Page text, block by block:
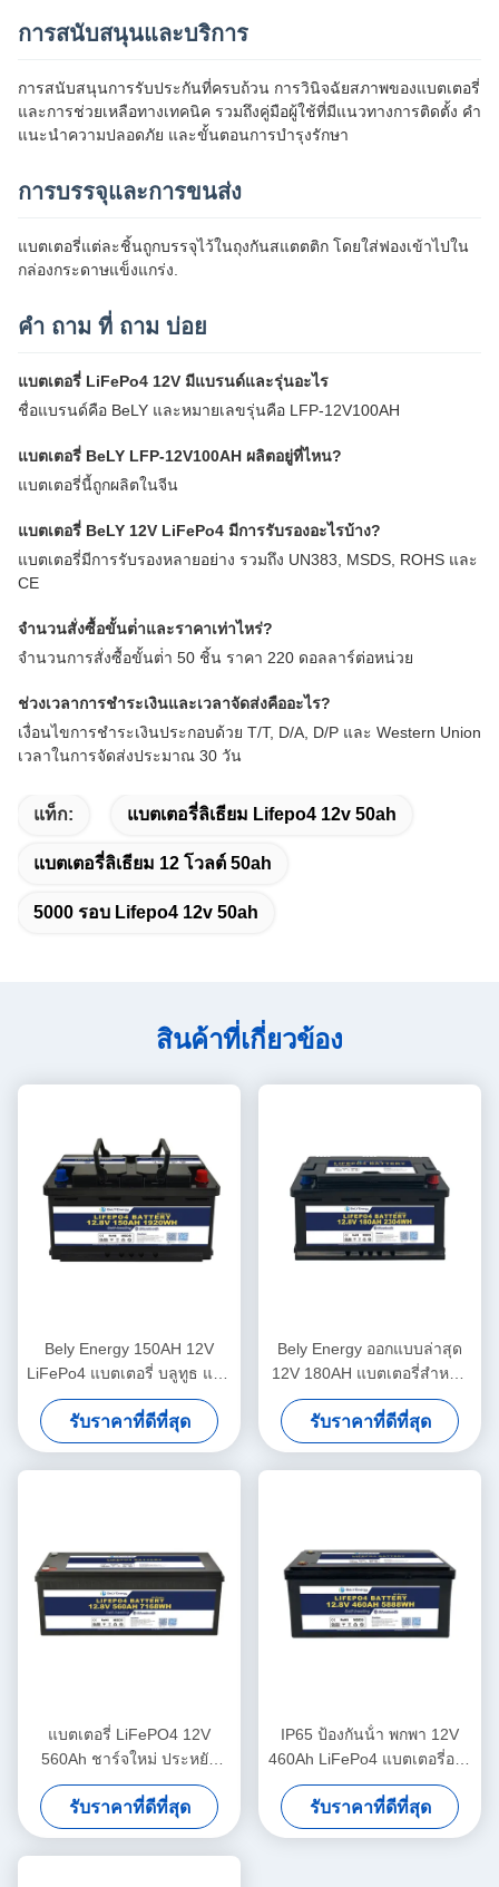
การสนับสนุนและบริการ
การสนับสนุนการรับประกันที่ครบถ้วน การวินิจฉัยสภาพของแบตเตอรี่
และการช่วยเหลือทางเทคนิค รวมถึงคู่มือผู้ใช้ที่มีแนวทางการติดตั้ง คํา
แนะนําความปลอดภัย และขั้นตอนการบํารุงรักษา
การบรรจุและการขนส่ง
แบตเตอรี่แต่ละชิ้นถูกบรรจุไว้ในถุงกันสแตตติก โดยใส่ฟองเข้าไปใน
กล่องกระดาษแข็งแกร่ง.
คํา ถาม ที่ ถาม บ่อย
แบตเตอรี่ LiFePo4 12V มีแบรนด์และรุ่นอะไร
ชื่อแบรนด์คือ BeLY และหมายเลขรุ่นคือ LFP-12V100AH
แบตเตอรี่ BeLY LFP-12V100AH ผลิตอยู่ที่ไหน?
แบตเตอรี่นี้ถูกผลิตในจีน
แบตเตอรี่ BeLY 12V LiFePo4 มีการรับรองอะไรบ้าง?
แบตเตอรี่มีการรับรองหลายอย่าง รวมถึง UN383, MSDS, ROHS และ
CE
จํานวนสั่งซื้อขั้นต่ําและราคาเท่าไหร่?
จํานวนการสั่งซื้อขั้นต่ํา 50 ชิ้น ราคา 220 ดอลลาร์ต่อหน่วย
ช่วงเวลาการชําระเงินและเวลาจัดส่งคืออะไร?
เงื่อนไขการชําระเงินประกอบด้วย T/T, D/A, D/P และ Western Union
เวลาในการจัดส่งประมาณ 30 วัน
แท็ก: แบตเตอรี่ลิเธียม Lifepo4 12v 50ah
แบตเตอรี่ลิเธียม 12 โวลต์ 50ah
5000 รอบ Lifepo4 12v 50ah
สินค้าที่เกี่ยวข้อง
Bely Energy 150AH 12V
LiFePo4 แบตเตอรี่ บลูทูธ และ
การทําความร้อนด้วยตนเอง
สําหรับ Yachit Medical
รับราคาที่ดีที่สุด
Bely Energy ออกแบบล่าสุด
12V 180AH แบตเตอรี่สำหรับ
Bluetooth สำหรับ UPS
Energy Storage Base Station
RV
รับราคาที่ดีที่สุด
แบตเตอรี่ LiFePO4 12V
560Ah ชาร์จใหม่ ประหยัด
5000 จังหวะ แบตเตอรี่
LiFePO4 12v
รับราคาที่ดีที่สุด
IP65 ป้องกันน้ํา พกพา 12V
460Ah LiFePo4 แบตเตอรี่อายุ
ยาวสําหรับรถยนต์
รับราคาที่ดีที่สุด